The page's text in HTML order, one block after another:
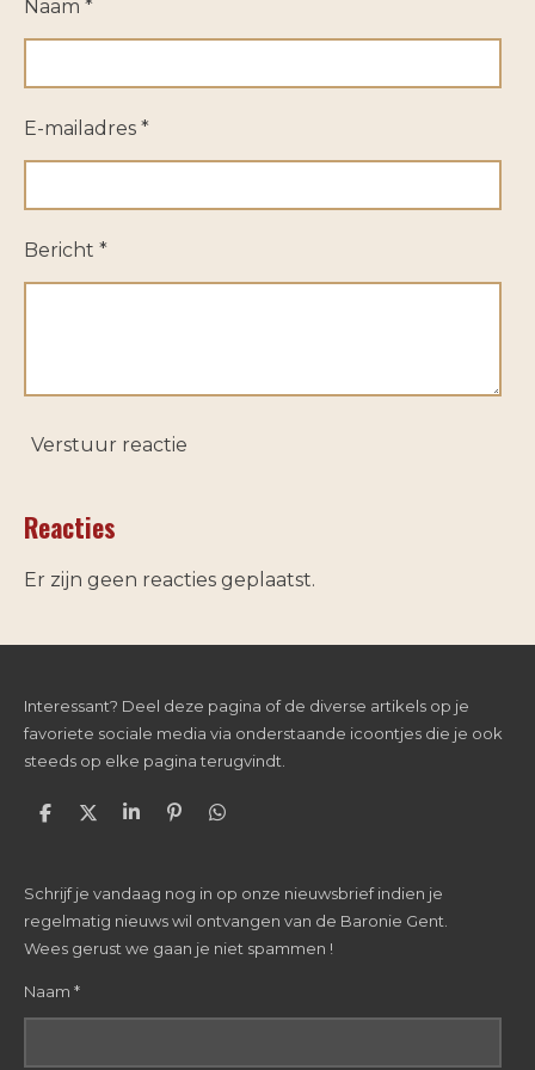
Naam *
E-mailadres *
Bericht *
Verstuur reactie
Reacties
Er zijn geen reacties geplaatst.
Interessant? Deel deze pagina of de diverse artikels op je
favoriete sociale media via onderstaande icoontjes die je ook
steeds op elke pagina terugvindt.
D
n
D
S
e
P
e
n
D
n
Schrijf je vandaag nog in op onze nieuwsbrief indien je
regelmatig nieuws wil ontvangen van de Baronie Gent.
Wees gerust we gaan je niet spammen !
Naam *